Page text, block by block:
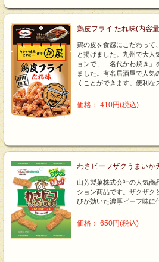
鶏皮フライ たれ味(内容
鶏の皮を食感にこだわって
と揚げました。九州で大人
ョンで、「名代かわ焼き」
ました。有名居酒屋で人気
くことができます。便利な
価格： 410円(税込)
わさビーフザクうまいか
山芳製菓株式会社の人気商
ション商品です。ザクザク
びが効いた濃厚ビーフ味に
価格： 650円(税込)